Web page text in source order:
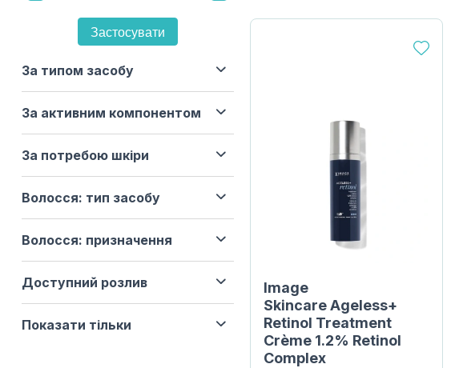
Застосувати
За типом засобу
За активним компонентом
За потребою шкіри
Волосся: тип засобу
Волосся: призначення
Доступний розлив
Показати тільки
Image
Skincare Ageless+
Retinol Treatment
Crème 1.2% Retinol
Complex